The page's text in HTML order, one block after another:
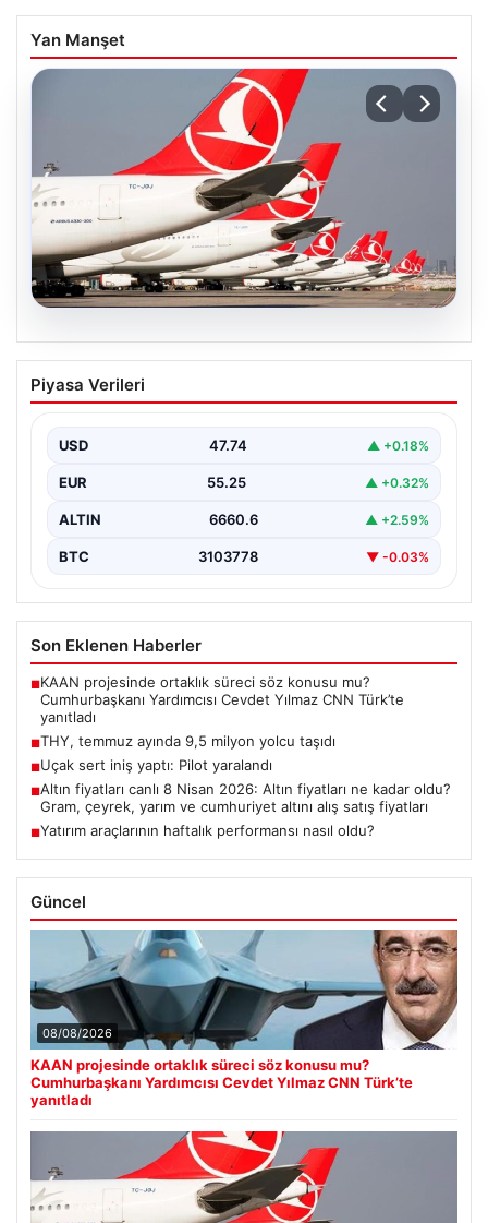
Yan Manşet
07.08.2026
THY, temmuz ayında 9,5 milyon yolcu
taşıdı
Piyasa Verileri
USD 47.74 ▲ +0.18%
EUR 55.25 ▲ +0.32%
ALTIN 6660.6 ▲ +2.59%
BTC 3103778 ▼ -0.03%
Son Eklenen Haberler
■KAAN projesinde ortaklık süreci söz konusu mu?
Cumhurbaşkanı Yardımcısı Cevdet Yılmaz CNN Türk’te
yanıtladı
■THY, temmuz ayında 9,5 milyon yolcu taşıdı
■Uçak sert iniş yaptı: Pilot yaralandı
■Altın fiyatları canlı 8 Nisan 2026: Altın fiyatları ne kadar oldu?
Gram, çeyrek, yarım ve cumhuriyet altını alış satış fiyatları
■Yatırım araçlarının haftalık performansı nasıl oldu?
Güncel
08/08/2026
KAAN projesinde ortaklık süreci söz konusu mu?
Cumhurbaşkanı Yardımcısı Cevdet Yılmaz CNN Türk’te
yanıtladı